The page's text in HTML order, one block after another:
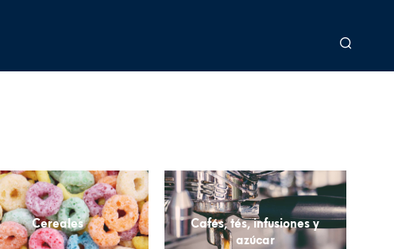
Cafés, tés, infusiones y
azúcar
Cereales